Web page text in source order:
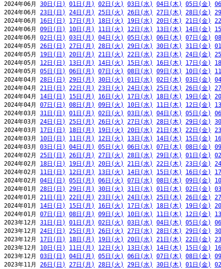
2024年06月 30日(日) 01日(月) 02日(火) 03日(水) 04日(木) 05日(金)
2024年06月 23日(日) 24日(月) 25日(火) 26日(水) 27日(木) 28日(金)
2024年06月 16日(日) 17日(月) 18日(火) 19日(水) 20日(木) 21日(金)
2024年06月 09日(日) 10日(月) 11日(火) 12日(水) 13日(木) 14日(金)
2024年06月 02日(日) 03日(月) 04日(火) 05日(水) 06日(木) 07日(金)
2024年05月 26日(日) 27日(月) 28日(火) 29日(水) 30日(木) 31日(金)
2024年05月 19日(日) 20日(月) 21日(火) 22日(水) 23日(木) 24日(金)
2024年05月 12日(日) 13日(月) 14日(火) 15日(水) 16日(木) 17日(金)
2024年05月 05日(日) 06日(月) 07日(火) 08日(水) 09日(木) 10日(金)
2024年04月 28日(日) 29日(月) 30日(火) 01日(水) 02日(木) 03日(金)
2024年04月 21日(日) 22日(月) 23日(火) 24日(水) 25日(木) 26日(金)
2024年04月 14日(日) 15日(月) 16日(火) 17日(水) 18日(木) 19日(金)
2024年04月 07日(日) 08日(月) 09日(火) 10日(水) 11日(木) 12日(金)
2024年03月 31日(日) 01日(月) 02日(火) 03日(水) 04日(木) 05日(金)
2024年03月 24日(日) 25日(月) 26日(火) 27日(水) 28日(木) 29日(金)
2024年03月 17日(日) 18日(月) 19日(火) 20日(水) 21日(木) 22日(金)
2024年03月 10日(日) 11日(月) 12日(火) 13日(水) 14日(木) 15日(金)
2024年03月 03日(日) 04日(月) 05日(火) 06日(水) 07日(木) 08日(金)
2024年02月 25日(日) 26日(月) 27日(火) 28日(水) 29日(木) 01日(金)
2024年02月 18日(日) 19日(月) 20日(火) 21日(水) 22日(木) 23日(金)
2024年02月 11日(日) 12日(月) 13日(火) 14日(水) 15日(木) 16日(金)
2024年02月 04日(日) 05日(月) 06日(火) 07日(水) 08日(木) 09日(金)
2024年01月 28日(日) 29日(月) 30日(火) 31日(水) 01日(木) 02日(金)
2024年01月 21日(日) 22日(月) 23日(火) 24日(水) 25日(木) 26日(金)
2024年01月 14日(日) 15日(月) 16日(火) 17日(水) 18日(木) 19日(金)
2024年01月 07日(日) 08日(月) 09日(火) 10日(水) 11日(木) 12日(金)
2023年12月 31日(日) 01日(月) 02日(火) 03日(水) 04日(木) 05日(金)
2023年12月 24日(日) 25日(月) 26日(火) 27日(水) 28日(木) 29日(金)
2023年12月 17日(日) 18日(月) 19日(火) 20日(水) 21日(木) 22日(金)
2023年12月 10日(日) 11日(月) 12日(火) 13日(水) 14日(木) 15日(金)
2023年12月 03日(日) 04日(月) 05日(火) 06日(水) 07日(木) 08日(金)
2023年11月 26日(日) 27日(月) 28日(火) 29日(水) 30日(木) 01日(金)